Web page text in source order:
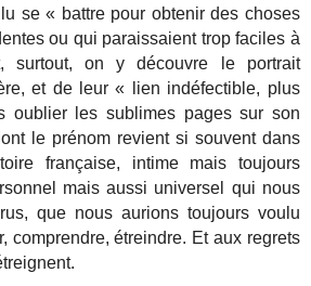
se « battre pour obtenir des choses
ou qui paraissaient trop faciles à
surtout, on y découvre le portrait
et de leur « lien indéfectible, plus
oublier les sublimes pages sur son
le prénom revient si souvent dans
française, intime mais toujours
mais aussi universel qui nous
que nous aurions toujours voulu
comprendre, étreindre. Et aux regrets